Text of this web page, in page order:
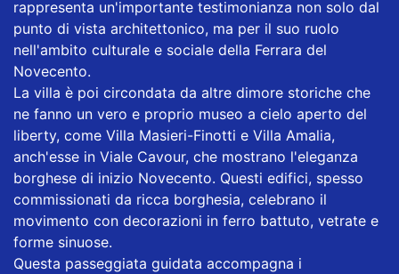
rappresenta un'importante testimonianza non solo dal
punto di vista architettonico, ma per il suo ruolo
nell'ambito culturale e sociale della Ferrara del
Novecento.
La villa è poi circondata da altre dimore storiche che
ne fanno un vero e proprio museo a cielo aperto del
liberty, come Villa Masieri-Finotti e Villa Amalia,
anch'esse in Viale Cavour, che mostrano l'eleganza
borghese di inizio Novecento. Questi edifici, spesso
commissionati da ricca borghesia, celebrano il
movimento con decorazioni in ferro battuto, vetrate e
forme sinuose.
Questa passeggiata guidata accompagna i